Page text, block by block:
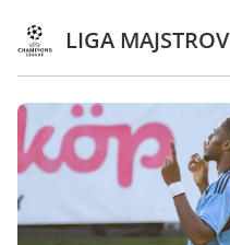
LIGA MAJSTROV